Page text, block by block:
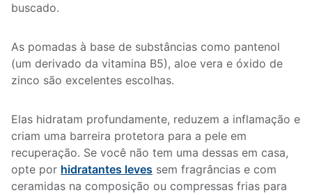
buscado.
As pomadas à base de substâncias como pantenol
(um derivado da vitamina B5), aloe vera e óxido de
zinco são excelentes escolhas.
Elas hidratam profundamente, reduzem a inflamação e
criam uma barreira protetora para a pele em
recuperação. Se você não tem uma dessas em casa,
opte por hidratantes leves sem fragrâncias e com
ceramidas na composição ou compressas frias para